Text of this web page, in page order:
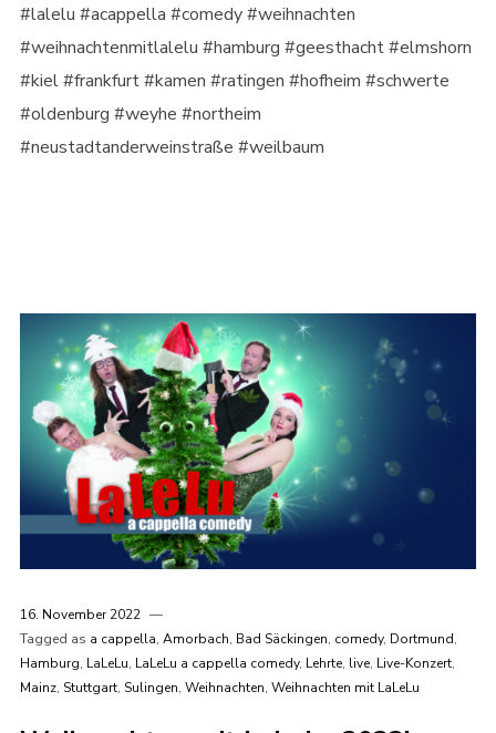
#lalelu #acappella #comedy #weihnachten
#weihnachtenmitlalelu #hamburg #geesthacht #elmshorn
#kiel #frankfurt #kamen #ratingen #hofheim #schwerte
#oldenburg #weyhe #northeim
#neustadtanderweinstraße #weilbaum
16. November 2022
Tagged as a cappella, Amorbach, Bad Säckingen, comedy, Dortmund,
Hamburg, LaLeLu, LaLeLu a cappella comedy, Lehrte, live, Live-Konzert,
Mainz, Stuttgart, Sulingen, Weihnachten, Weihnachten mit LaLeLu